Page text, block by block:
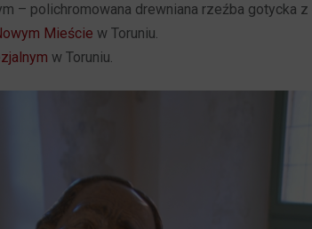
– polichromowana drewniana rzeźba gotycka
Mieście w Toruniu.
w Toruniu.